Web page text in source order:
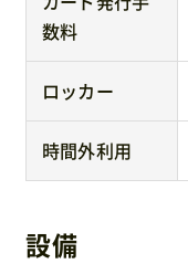
数料
ロッカー
時間外利用
設備